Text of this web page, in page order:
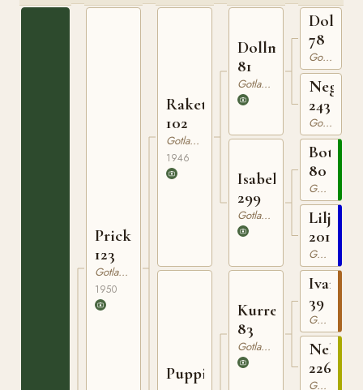
Prick
123
Gotlandsruss
1950
Raketen
102
Gotlandsruss
1946
Puppi
Dollman
81
Gotlandsruss
Isabella
299
Gotlandsruss
Kurre
83
Gotlandsruss
Dolle
78
Gotlandsruss
Nego
243
Gotlandsruss
Botajr
80
Gotlandsruss
Liljan
201
Gotlandsruss
Ivan
39
Gotlandsruss
Nella
226
Gotlandsruss